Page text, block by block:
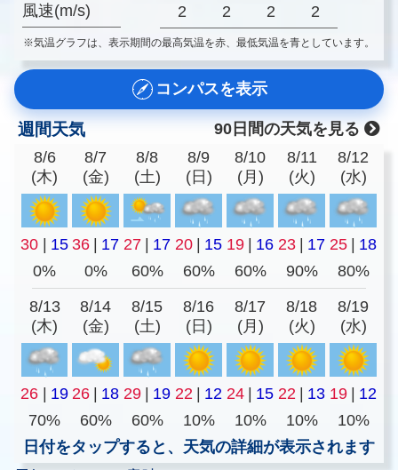
風速(m/s) 2 2 2 2
※気温グラフは、表示期間の最高気温を赤、最低気温を青としています。
コンパスを表示
週間天気
90日間の天気を見る
8/6
(木)
8/7
(金)
8/8
(土)
8/9
(日)
8/10
(月)
8/11
(火)
8/12
(水)
30 | 15 36 | 17 27 | 17 20 | 15 19 | 16 23 | 17 25 | 18
0%
0% 60% 60% 60% 90% 80%
8/13
(木)
8/14
(金)
8/15
(土)
8/16
(日)
8/17
(月)
8/18
(火)
8/19
(水)
26 | 19 26 | 18 29 | 19 22 | 12 24 | 15 22 | 13 19 | 12
70%
60% 60% 10% 10% 10%
10%
日付をタップすると、天気の詳細が表示されます